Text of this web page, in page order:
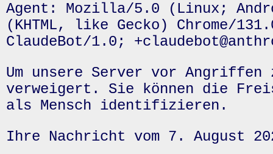
Agent: Mozilla/5.0 (Linux;
(KHTML, like Gecko) Chrome/
ClaudeBot/1.0;
Um unsere Server vor
verweigert. Sie können die
als Mensch identifizieren.
Ihre Nachricht vom 7. August